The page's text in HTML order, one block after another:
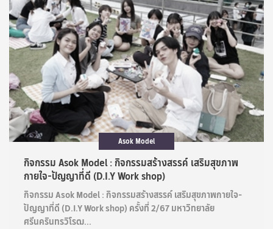
Asok Model
กิจกรรม Asok Model : กิจกรรมสร้างสรรค์ เสริมสุขภาพ
กายใจ-ปัญญาที่ดี (D.I.Y Work shop)
กิจกรรม Asok Model : กิจกรรมสร้างสรรค์ เสริมสุขภาพกายใจ-
ปัญญาที่ดี (D.I.Y Work shop) ครั้งที่ 2/67 มหาวิทยาลัย
ศรีนครินทรวิโรฒ...